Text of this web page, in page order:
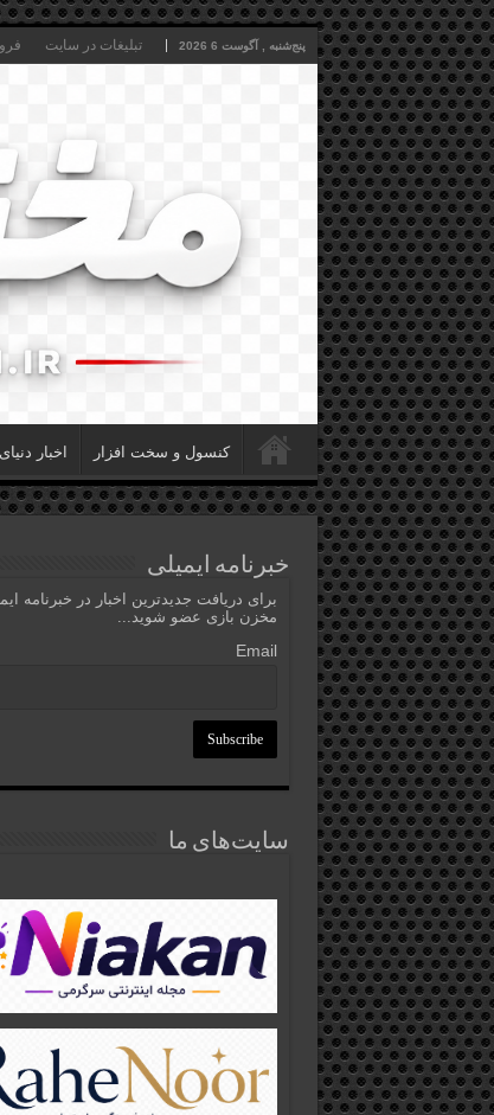
پنج‌شنبه , آگوست 6 2026 تبلیغات در سایت
کنسول و سخت افزار اخبار
خبرنامه ایمیلی
برای دریافت جدیدترین اخبار در خبرنامه
مخزن بازی عضو شوید...
Email
سایت‌های ما